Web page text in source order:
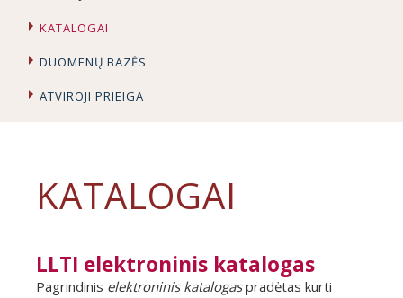
KATALOGAI
DUOMENŲ BAZĖS
ATVIROJI PRIEIGA
KATALOGAI
LLTI elektroninis katalogas
Pagrindinis elektroninis katalogaspradėtas kurti